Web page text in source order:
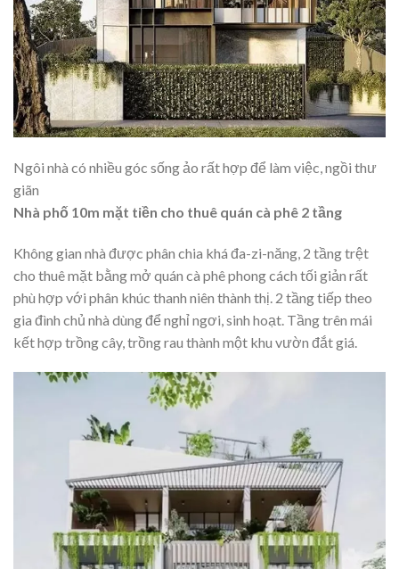
Ngôi nhà có nhiều góc sống ảo rất hợp để làm việc, ngồi thư
giãn
Nhà phố 10m mặt tiền cho thuê quán cà phê 2 tầng
Không gian nhà được phân chia khá đa-zi-năng, 2 tầng trệt
cho thuê mặt bằng mở quán cà phê phong cách tối giản rất
phù hợp với phân khúc thanh niên thành thị. 2 tầng tiếp theo
gia đình chủ nhà dùng để nghỉ ngơi, sinh hoạt. Tầng trên mái
kết hợp trồng cây, trồng rau thành một khu vườn đắt giá.